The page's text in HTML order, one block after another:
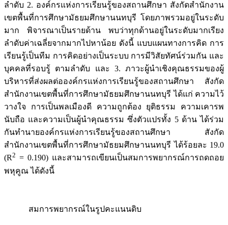
ลำดับ 2. องค์กรแห่งการเรียนรู้ของสถานศึกษา สังกัดสำนักงาน
เขตพื้นที่การศึกษามัธยมศึกษานนทบุรี โดยภาพรวมอยู่ในระดับ
มาก พิจารณาเป็นรายด้าน พบว่าทุกด้านอยู่ในระดับมากเรียง
ลำดับค่าเฉลี่ยจากมากไปหาน้อย ดังนี้ แบบแผนทางการคิด การ
เรียนรู้เป็นทีม การคิดอย่างเป็นระบบ การมีวิสัยทัศน์ร่วมกัน และ
บุคคลที่รอบรู้ ตามลำดับ และ 3. ภาวะผู้นำเชิงคุณธรรมของผู้
บริหารที่ส่งผลต่อองค์กรแห่งการเรียนรู้ของสถานศึกษา สังกัด
สำนักงานเขตพื้นที่การศึกษามัธยมศึกษานนทบุรี ได้แก่ ความไว้
วางใจ การเป็นพลเมืองดี ความถูกต้อง ยุติธรรม ความเคารพ
นับถือ และความเป็นผู้นำคุณธรรม ซึ่งตัวแปรทั้ง 5 ด้าน ได้ร่วม
กันทำนายองค์กรแห่งการเรียนรู้ของสถานศึกษา สังกัด
สำนักงานเขตพื้นที่การศึกษามัธยมศึกษานนทบุรี ได้ร้อยละ 19.0
(R2 = 0.190) และสามารถเขียนเป็นสมการพยากรณ์การถดถอย
พหุคูณ ได้ดังนี้
สมการพยากรณ์ในรูปคะแนนดิบ